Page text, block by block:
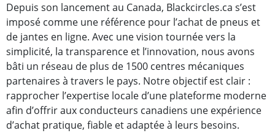
Depuis son lancement au Canada, Blackcircles.ca s’est
imposé comme une référence pour l’achat de pneus et
de jantes en ligne. Avec une vision tournée vers la
simplicité, la transparence et l’innovation, nous avons
bâti un réseau de plus de 1500 centres mécaniques
partenaires à travers le pays. Notre objectif est clair :
rapprocher l’expertise locale d’une plateforme moderne
afin d’offrir aux conducteurs canadiens une expérience
d’achat pratique, fiable et adaptée à leurs besoins.